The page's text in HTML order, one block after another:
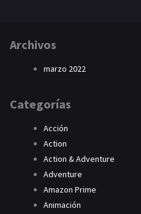
Archivos
marzo 2022
Categorías
Acción
Action
Action & Adventure
Adventure
Amazon Prime
Animación